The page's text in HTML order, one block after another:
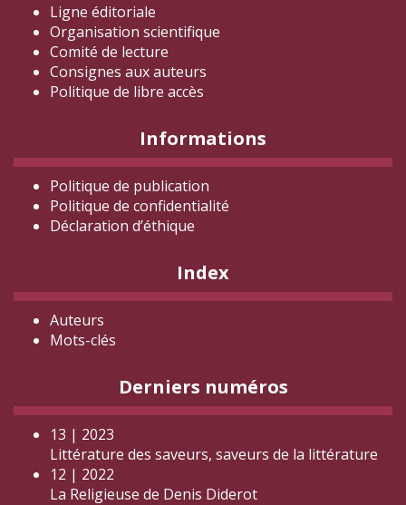
Ligne éditoriale
Organisation scientifique
Comité de lecture
Consignes aux auteurs
Politique de libre accès
Informations
Politique de publication
Politique de confidentialité
Déclaration d’éthique
Index
Auteurs
Mots-clés
Derniers numéros
13 | 2023
Littérature des saveurs, saveurs de la littérature
12 | 2022
La Religieuse de Denis Diderot